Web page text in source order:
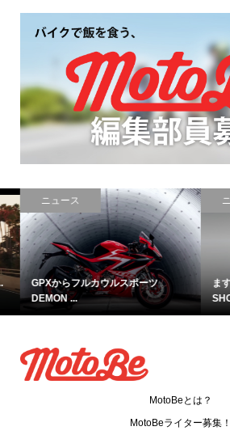
ニュース
ますますレーシーになったぞ！
SHO...
コラ
【復活
MotoBeとは？
MotoBeライター募集！